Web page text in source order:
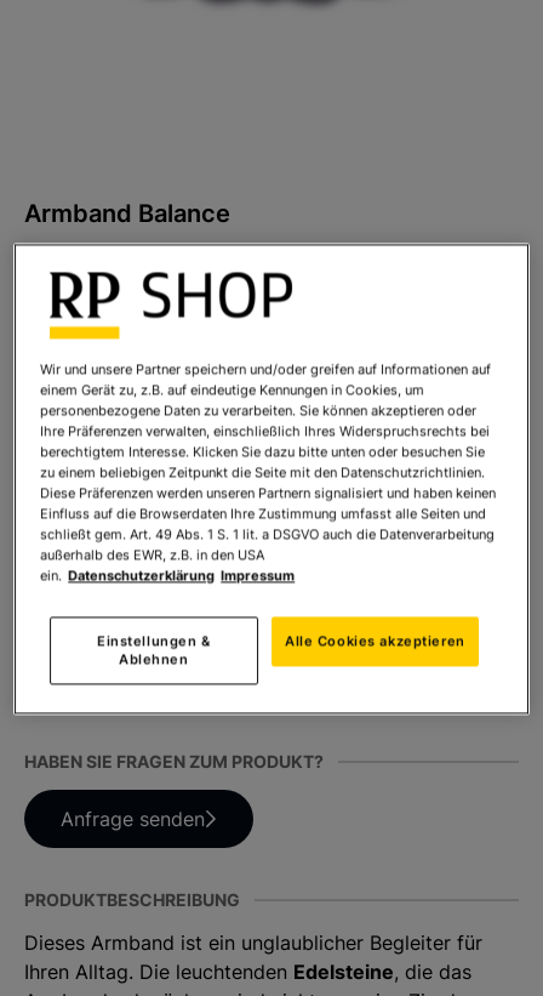
Armband Balance
Lieferbar ab: 30.09.2026
Ihr Preis:89,95 €*
* inkl. MwSt. zzgl.Versandkosten
Anzahl: In den Warenkorb
HABEN SIE FRAGEN ZUM PRODUKT?
Anfrage senden
PRODUKTBESCHREIBUNG
Dieses Armband ist ein unglaublicher Begleiter für
Ihren Alltag. Die leuchtenden Edelsteine, die das
Wir und unsere Partner speichern und/oder greifen auf Informationen auf
einem Gerät zu, z.B. auf eindeutige Kennungen in Cookies, um
personenbezogene Daten zu verarbeiten. Sie können akzeptieren oder
Ihre Präferenzen verwalten, einschließlich Ihres Widerspruchsrechts bei
berechtigtem Interesse. Klicken Sie dazu bitte unten oder besuchen Sie
zu einem beliebigen Zeitpunkt die Seite mit den Datenschutzrichtlinien.
Diese Präferenzen werden unseren Partnern signalisiert und haben keinen
Einfluss auf die Browserdaten Ihre Zustimmung umfasst alle Seiten und
schließt gem. Art. 49 Abs. 1 S. 1 lit. a DSGVO auch die Datenverarbeitung
außerhalb des EWR, z.B. in den USA
ein. Datenschutzerklärung Impressum
Einstellungen &
Ablehnen
Alle Cookies akzeptieren